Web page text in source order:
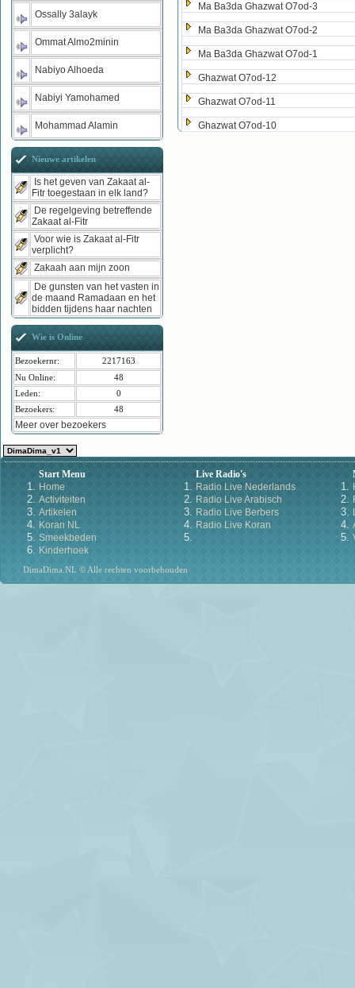
Ma Ba3da Ghazwat O7od-3
Ma Ba3da Ghazwat O7od-2
Ma Ba3da Ghazwat O7od-1
Ghazwat O7od-12
Ghazwat O7od-11
Ghazwat O7od-10
Ossally 3alayk
Ommat Almo2minin
Nabiyo Alhoeda
Nabiyi Yamohamed
Mohammad Alamin
Nieuwe artikelen
Is het geven van Zakaat al-
Fitr toegestaan in elk land?
De regelgeving betreffende
Zakaat al-Fitr
Voor wie is Zakaat al-Fitr
verplicht?
Zakaah aan mijn zoon
De gunsten van het vasten in
de maand Ramadaan en het
bidden tijdens haar nachten
Wie is Online
Bezoekernr:
2217163
Nu Online:
48
Leden:
0
Bezoekers:
48
Meer over bezoekers
Start Menu
Home
Activiteiten
Artikelen
Koran NL
Smeekbeden
Kinderhoek
Live Radio's
Radio Live Nederlands
Radio Live Arabisch
Radio Live Berbers
Radio Live Koran
DimaDima.NL © Alle rechten voorbehouden